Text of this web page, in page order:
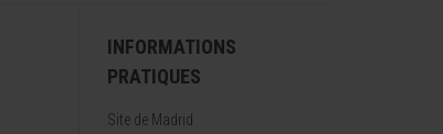
INFORMATIONS
PRATIQUES
Site de Madrid